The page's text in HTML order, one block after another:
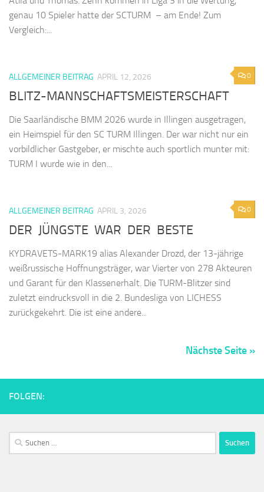
genau 10 Spieler hatte der SCTURM – am Ende! Zum
Vergleich:...
0
ALLGEMEINER BEITRAG APRIL 12, 2026
BLITZ-MANNSCHAFTSMEISTERSCHAFT
Die Saarländische BMM 2026 wurde in Illingen ausgetragen,
ein Heimspiel für den SC TURM Illingen. Der war nicht nur ein
vorbildlicher Gastgeber, er mischte auch sportlich munter mit:
TURM I wurde wie in den...
0
ALLGEMEINER BEITRAG APRIL 3, 2026
DER JÜNGSTE WAR DER BESTE
KYDRAVETS-MARK19 alias Alexander Drozd, der 13-jährige
weißrussische Hoffnungsträger, war Vierter von 278 Akteuren
und Garant für den Klassenerhalt. Die TURM-Blitzer sind
zuletzt eindrucksvoll in die 2. Bundesliga von LICHESS
zurückgekehrt. Die ist eine andere...
Nächste Seite »
FOLGEN:
Suchen
nach: